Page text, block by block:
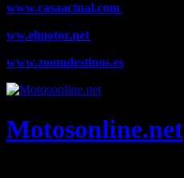
www.casaactual.com
ww.elmotor.net
www.zoomdestinos.es
Motosonline.net